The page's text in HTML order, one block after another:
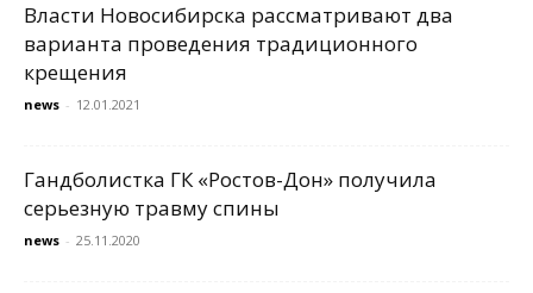
Власти Новосибирска рассматривают два
варианта проведения традиционного
крещения
news - 12.01.2021
Гандболистка ГК «Ростов-Дон» получила
серьезную травму спины
news - 25.11.2020